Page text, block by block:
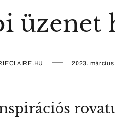
üzenet
2023. március